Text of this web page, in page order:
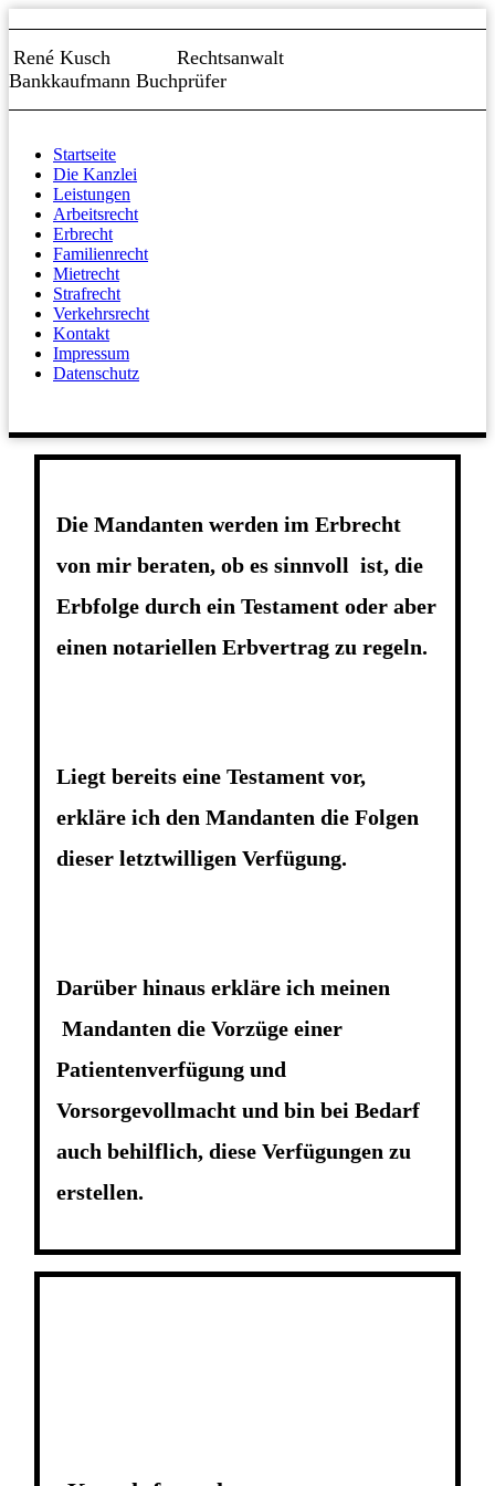
René Kusch Rechtsanwalt
Bankkaufmann Buchprüfer
Startseite
Die Kanzlei
Leistungen
Arbeitsrecht
Erbrecht
Familienrecht
Mietrecht
Strafrecht
Verkehrsrecht
Kontakt
Impressum
Datenschutz
Die Mandanten werden im Erbrecht
von mir beraten, ob es sinnvoll ist, die
Erbfolge durch ein Testament oder aber
einen notariellen Erbvertrag zu regeln.
Liegt bereits eine Testament vor,
erkläre ich den Mandanten die Folgen
dieser letztwilligen Verfügung.
Darüber hinaus erkläre ich meinen
Mandanten die Vorzüge einer
Patientenverfügung und
Vorsorgevollmacht und bin bei Bedarf
auch behilflich, diese Verfügungen zu
erstellen.